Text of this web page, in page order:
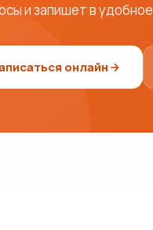
и запишет в
онлайн